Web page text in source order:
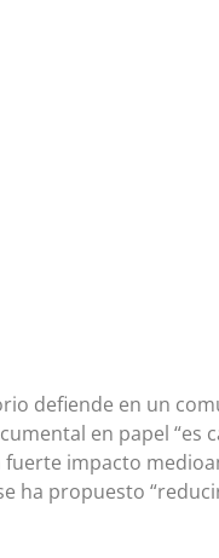
defiende en un
en papel “es
fuerte impacto
ha propuesto